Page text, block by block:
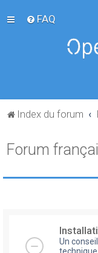
FAQ
Index du forum
Forum
Un